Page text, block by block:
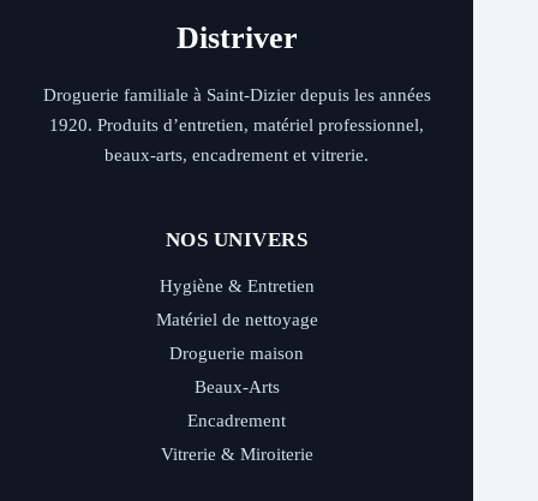
Distriver
Droguerie familiale à Saint-Dizier depuis les années
1920. Produits d’entretien, matériel professionnel,
beaux-arts, encadrement et vitrerie.
NOS UNIVERS
Hygiène & Entretien
Matériel de nettoyage
Droguerie maison
Beaux-Arts
Encadrement
Vitrerie & Miroiterie